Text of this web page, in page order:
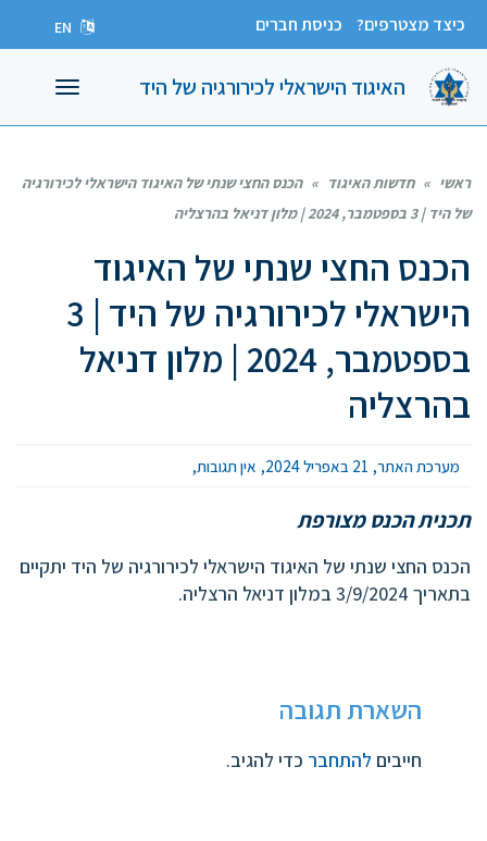
כיצד מצטרפים? כניסת חברים EN
האיגוד הישראלי לכירורגיה של היד תפריט
ראשי » חדשות האיגוד » הכנס החצי שנתי של האיגוד הישראלי לכירורגיה
של היד | 3 בספטמבר, 2024 | מלון דניאל בהרצליה
הכנס החצי שנתי של האיגוד
הישראלי לכירורגיה של היד | 3
בספטמבר, 2024 | מלון דניאל
בהרצליה
מערכת האתר 21 באפריל 2024 אין תגובות
תכנית הכנס מצורפת
הכנס החצי שנתי של האיגוד הישראלי לכירורגיה של היד יתקיים
בתאריך 3/9/2024 במלון דניאל הרצליה.
השארת תגובה
חייבים להתחבר כדי להגיב.